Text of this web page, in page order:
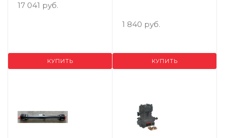
17 041 руб.
КУПИТЬ
1 840 руб.
КУПИТЬ